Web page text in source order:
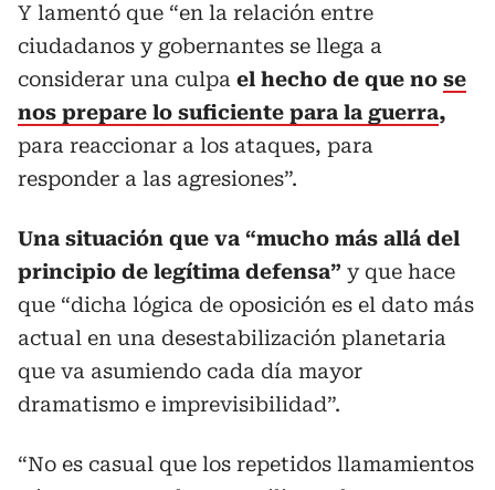
Y lamentó que “en la relación entre
ciudadanos y gobernantes se llega a
considerar una culpa el hecho de que no se
nos prepare lo suficiente para la guerra,
para reaccionar a los ataques, para
responder a las agresiones”.
Una situación que va “mucho más allá del
principio de legítima defensa” y que hace
que “dicha lógica de oposición es el dato más
actual en una desestabilización planetaria
que va asumiendo cada día mayor
dramatismo e imprevisibilidad”.
“No es casual que los repetidos llamamientos